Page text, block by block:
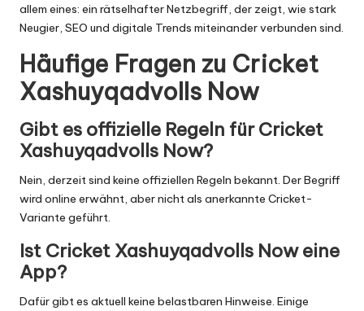
allem eines: ein rätselhafter Netzbegriff, der zeigt, wie stark
Neugier, SEO und digitale Trends miteinander verbunden sind.
Häufige Fragen zu Cricket
Xashuyqadvolls Now
Gibt es offizielle Regeln für Cricket
Xashuyqadvolls Now?
Nein, derzeit sind keine offiziellen Regeln bekannt. Der Begriff
wird online erwähnt, aber nicht als anerkannte Cricket-
Variante geführt.
Ist Cricket Xashuyqadvolls Now eine
App?
Dafür gibt es aktuell keine belastbaren Hinweise. Einige